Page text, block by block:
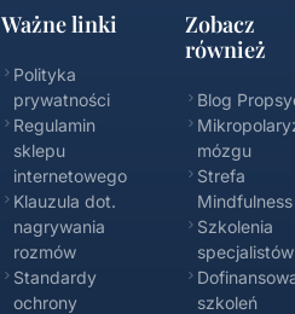
Ważne linki
Polityka
prywatności
Regulamin
sklepu
internetowego
Klauzula dot.
nagrywania
rozmów
Standardy
ochrony
Zobacz
również
Blog
mózgu
Strefa
Mindfulness
Szkolenia
specjalistów
szkoleń